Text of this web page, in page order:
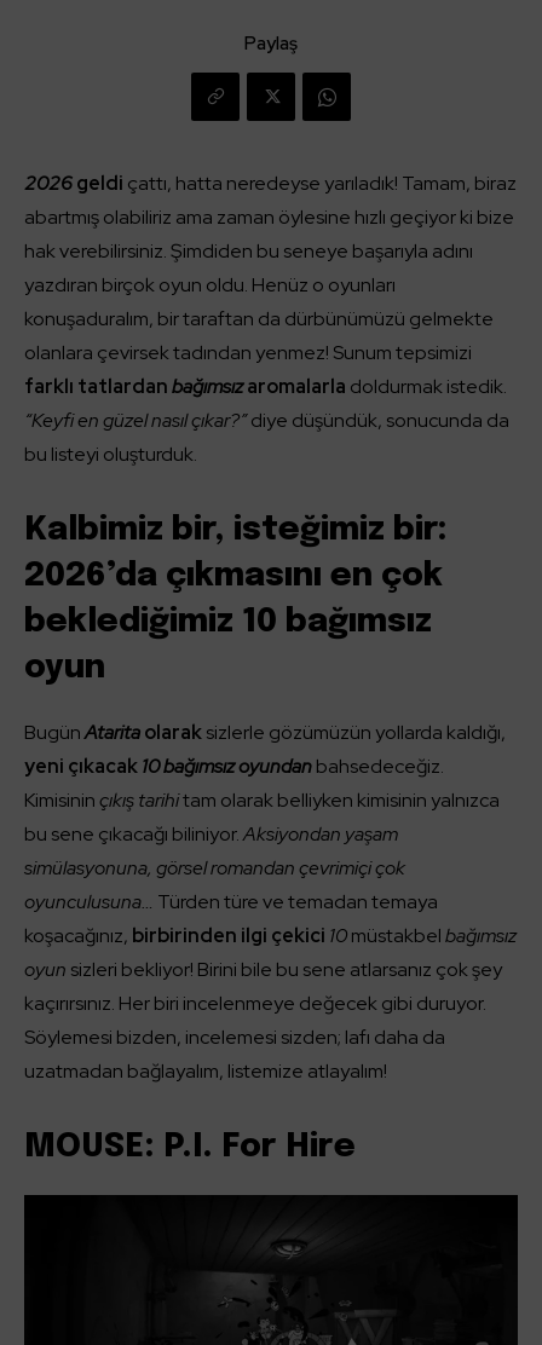
Paylaş
2026geldi çattı, hatta neredeyse yarıladık! Tamam, biraz
abartmış olabiliriz ama zaman öylesine hızlı geçiyor ki bize
hak verebilirsiniz. Şimdiden bu seneye başarıyla adını
yazdıran birçok oyun oldu. Henüz o oyunları
konuşaduralım, bir taraftan da dürbünümüzü gelmekte
olanlara çevirsek tadından yenmez! Sunum tepsimizi
farklı tatlardanbağımsızaromalarla doldurmak istedik.
“Keyfi en güzel nasıl çıkar?”diye düşündük, sonucunda da
bu listeyi oluşturduk.
Kalbimiz bir, isteğimiz bir:
2026’da çıkmasını en çok
beklediğimiz 10 bağımsız
oyun
BugünAtaritaolaraksizlerle gözümüzün yollarda kaldığı,
yeni çıkacak10 bağımsız oyundanbahsedeceğiz.
Kimisininçıkış tarihitam olarak belliyken kimisinin yalnızca
bu sene çıkacağı biliniyor.Aksiyondan yaşam
simülasyonuna, görsel romandan çevrimiçi çok
oyunculusuna… Türden türe ve temadan temaya
koşacağınız, birbirinden ilgi çekici 10müstakbelbağımsız
oyun sizleri bekliyor! Birini bile bu sene atlarsanız çok şey
kaçırırsınız. Her biri incelenmeye değecek gibi duruyor.
Söylemesi bizden, incelemesi sizden; lafı daha da
uzatmadan bağlayalım, listemize atlayalım!
MOUSE: P.I. For Hire